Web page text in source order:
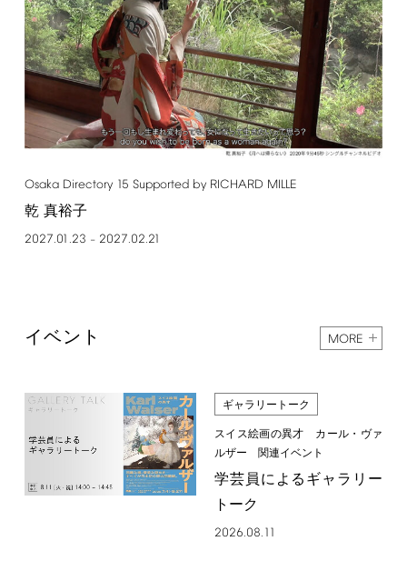
Osaka Directory 15 Supported by RICHARD MILLE
乾 真裕子
2027.01.23 – 2027.02.21
イベント MORE
ギャラリートーク
スイス絵画の異才 カール・ヴァ
ルザー 関連イベント
学芸員によるギャラリー
トーク
2026.08.11